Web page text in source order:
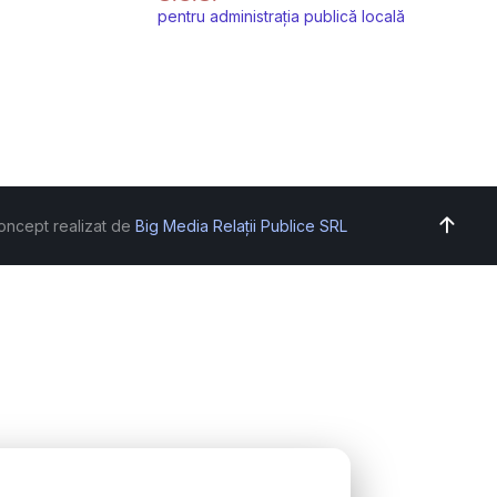
pentru administrația publică locală
realizat de Big Media Relații Publice SRL